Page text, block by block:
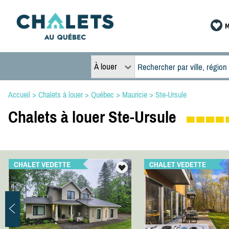
À louer
Accueil > Chalets à louer> Québec > Mauricie> Ste-Ursule
Chalets à louer Ste-Ursule
CHALET VEDETTE CHALET VEDETTE